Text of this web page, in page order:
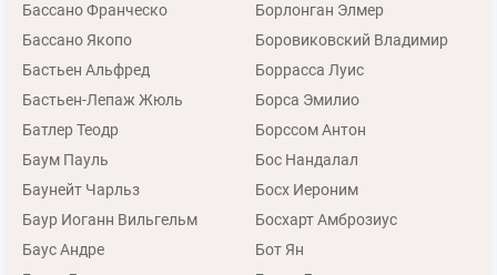
Бассано Франческо
Бассано Якопо
Бастьен Альфред
Бастьен-Лепаж Жюль
Батлер Теодр
Баум Пауль
Баунейт Чарльз
Баур Иоганн Вильгельм
Баус Андре
Борлонган Элмер
Боровиковский Владимир
Боррасса Луис
Борса Эмилио
Борссом Антон
Бос Нандалал
Босх Иероним
Босхарт Амброзиус
Бот Ян